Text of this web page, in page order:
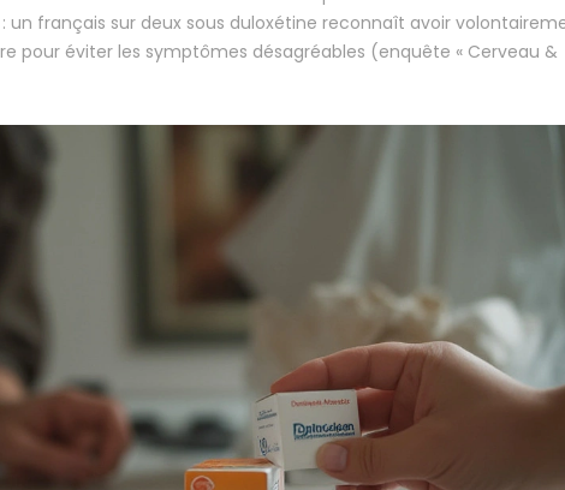
un français sur deux sous duloxétine reconnaît avoir
pour éviter les symptômes désagréables (enquête « Cerveau &